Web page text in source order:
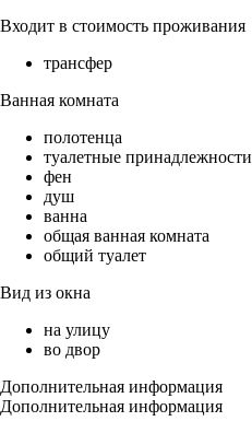
Входит в стоимость проживания
трансфер
Ванная комната
полотенца
туалетные принадлежности
фен
душ
ванна
общая ванная комната
общий туалет
Вид из окна
на улицу
во двор
Дополнительная информация
Дополнительная информация